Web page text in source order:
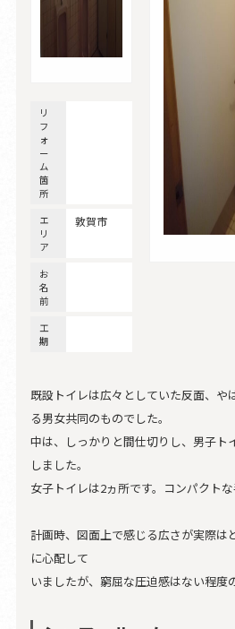
リ
フ
ォ
ー
ム
箇
所
エ
リ
ア
敦賀市
お
名
前
工
期
既設トイレは広々としていた反面、や
る男女共同のものでした。
中は、しっかりと間仕切りし、男子ト
しました。
女子トイレは2ヵ所です。コンパクトな
計画時、図面上で感じる広さが実際は
に心配して
いましたが、窮屈な圧迫感はない程度